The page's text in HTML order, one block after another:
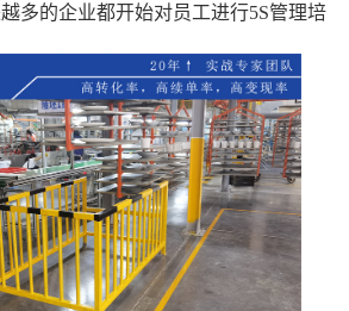
多的企业都开始对员工进行5S管理培